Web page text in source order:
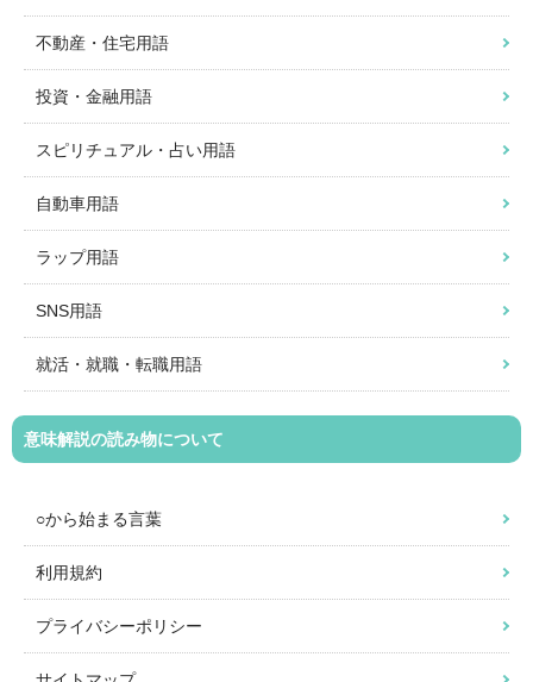
不動産・住宅用語
投資・金融用語
スピリチュアル・占い用語
自動車用語
ラップ用語
SNS用語
就活・就職・転職用語
意味解説の読み物について
○から始まる言葉
利用規約
プライバシーポリシー